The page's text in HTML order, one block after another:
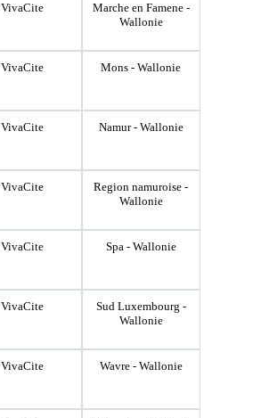
VivaCite
Marche en Famene -
Wallonie
VivaCite Mons - Wallonie
VivaCite Namur - Wallonie
VivaCite
Region namuroise -
Wallonie
VivaCite Spa - Wallonie
VivaCite
Sud Luxembourg -
Wallonie
VivaCite Wavre - Wallonie